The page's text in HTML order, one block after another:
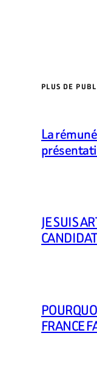
PLUS DE
La
JE SUIS
FRANCE